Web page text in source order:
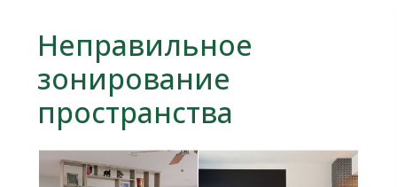
Неправильное
зонирование
пространства